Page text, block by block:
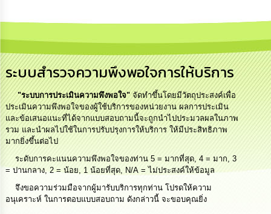
ส่ง
เสริม
ความ
โปร่งใส
การ
จัด
ซื้อ
จัด
การ
เงิน
การ
ระบบสำรวจความพึงพอใจการให้บริการ
"ระบบการประเมินความพึงพอใจ"จัดทำขึ้นโดยมีวัตถุประสงค์เพื่อ
ประเมินความพึงพอใจของผู้ใช้บริการของหน่วยงาน ผลการประเมิน
และข้อเสนอแนะที่ได้จากแบบสอบถามนี้จะถูกนำไปประมวลผลในภาพ
รวม และนำผลไปใช้ในการปรับปรุงการให้บริการ ให้มีประสิทธิภาพ
มากยิ่งขึ้นต่อไป
ระดับการคะแนนความพึงพอใจของท่าน 5 = มากที่สุด, 4 = มาก, 3
= ปานกลาง, 2 = น้อย, 1 น้อยที่สุด, N/A = ไม่ประสงค์ให้ข้อมูล
จึงขอความร่วมมือจากผู้มารับบริการทุกท่าน โปรดให้ความ
อนุเคราะห์ ในการตอบแบบสอบถาม ดังกล่าวนี้ จะขอบคุณยิ่ง